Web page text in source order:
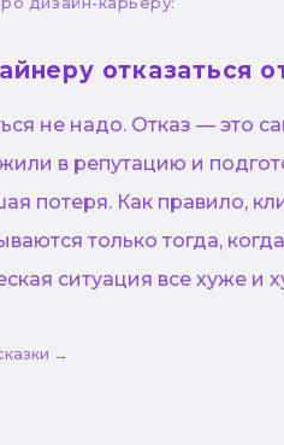
отказаться
не надо. Отказ — это
в репутацию и
потеря. Как правило,
только тогда,
ситуация все хуже и
→